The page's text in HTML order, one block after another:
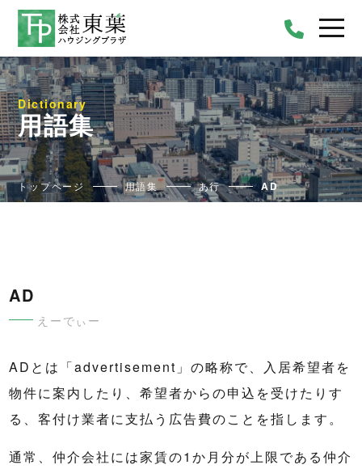
Dictionary
用語集
トップページ 用語集 あ行 AD
AD
えーでぃー
ADとは「advertisement」の略称で、入居希望者を
物件に案内したり、希望者からの申込を受けたりす
る、客付け業者に支払う広告費のことを指します。
通常、仲介会社には家賃の1か月分が上限である仲介